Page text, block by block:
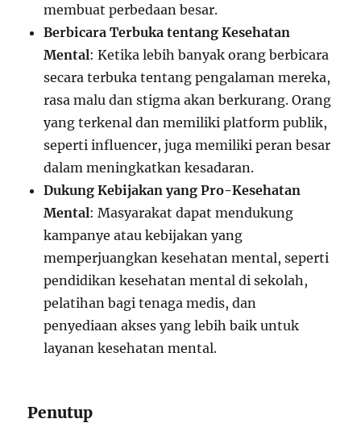
membuat perbedaan besar.
Berbicara Terbuka tentang Kesehatan
Mental: Ketika lebih banyak orang berbicara
secara terbuka tentang pengalaman mereka,
rasa malu dan stigma akan berkurang. Orang
yang terkenal dan memiliki platform publik,
seperti influencer, juga memiliki peran besar
dalam meningkatkan kesadaran.
Dukung Kebijakan yang Pro-Kesehatan
Mental: Masyarakat dapat mendukung
kampanye atau kebijakan yang
memperjuangkan kesehatan mental, seperti
pendidikan kesehatan mental di sekolah,
pelatihan bagi tenaga medis, dan
penyediaan akses yang lebih baik untuk
layanan kesehatan mental.
Penutup